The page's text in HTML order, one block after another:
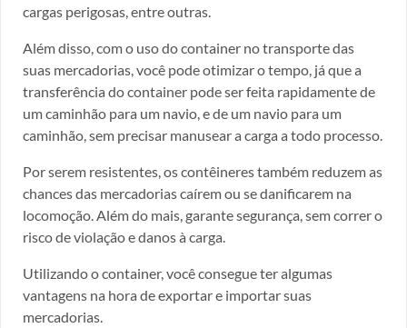
cargas perigosas, entre outras.
Além disso, com o uso do container no transporte das
suas mercadorias, você pode otimizar o tempo, já que a
transferência do container pode ser feita rapidamente de
um caminhão para um navio, e de um navio para um
caminhão, sem precisar manusear a carga a todo processo.
Por serem resistentes, os contêineres também reduzem as
chances das mercadorias caírem ou se danificarem na
locomoção. Além do mais, garante segurança, sem correr o
risco de violação e danos à carga.
Utilizando o container, você consegue ter algumas
vantagens na hora de exportar e importar suas
mercadorias.